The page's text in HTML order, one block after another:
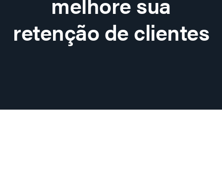
retenção de clientes